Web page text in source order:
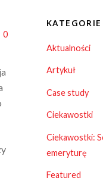
0
KATEGORIE
Aktualności
Artykuł
Case study
Ciekawostki
Ciekawostki:
emeryturę
Featured